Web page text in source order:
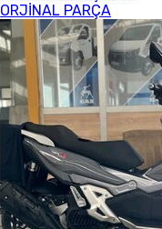
ORJİNAL PARÇA